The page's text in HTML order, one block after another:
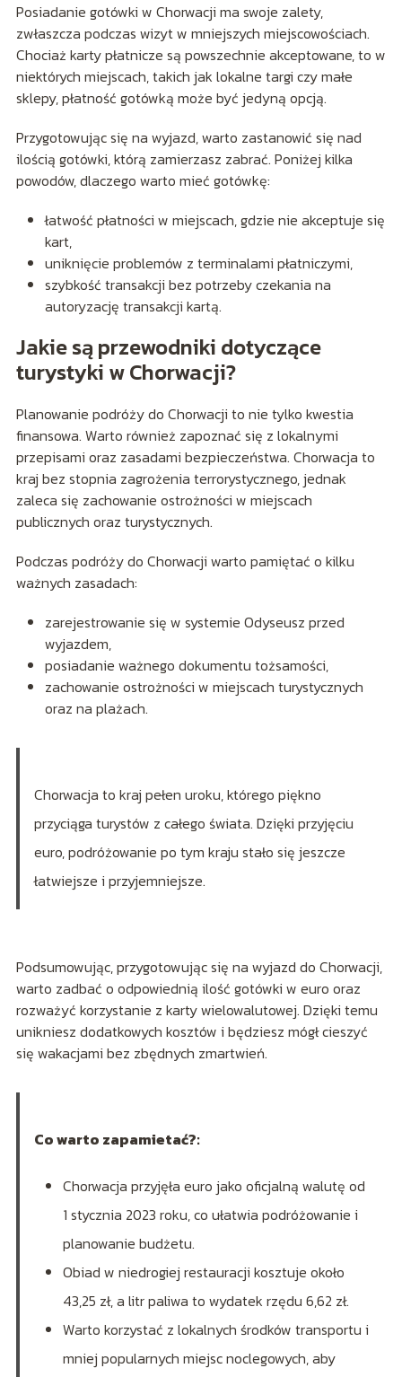
Posiadanie gotówki w Chorwacji ma swoje zalety,
zwłaszcza podczas wizyt w mniejszych miejscowościach.
Chociaż karty płatnicze są powszechnie akceptowane, to w
niektórych miejscach, takich jak lokalne targi czy małe
sklepy, płatność gotówką może być jedyną opcją.
Przygotowując się na wyjazd, warto zastanowić się nad
ilością gotówki, którą zamierzasz zabrać. Poniżej kilka
powodów, dlaczego warto mieć gotówkę:
łatwość płatności w miejscach, gdzie nie akceptuje się
kart,
uniknięcie problemów z terminalami płatniczymi,
szybkość transakcji bez potrzeby czekania na
autoryzację transakcji kartą.
Jakie są przewodniki dotyczące
turystyki w Chorwacji?
Planowanie podróży do Chorwacji to nie tylko kwestia
finansowa. Warto również zapoznać się z lokalnymi
przepisami oraz zasadami bezpieczeństwa. Chorwacja to
kraj bez stopnia zagrożenia terrorystycznego, jednak
zaleca się zachowanie ostrożności w miejscach
publicznych oraz turystycznych.
Podczas podróży do Chorwacji warto pamiętać o kilku
ważnych zasadach:
zarejestrowanie się w systemie Odyseusz przed
wyjazdem,
posiadanie ważnego dokumentu tożsamości,
zachowanie ostrożności w miejscach turystycznych
oraz na plażach.
Chorwacja to kraj pełen uroku, którego piękno
przyciąga turystów z całego świata. Dzięki przyjęciu
euro, podróżowanie po tym kraju stało się jeszcze
łatwiejsze i przyjemniejsze.
Podsumowując, przygotowując się na wyjazd do Chorwacji,
warto zadbać o odpowiednią ilość gotówki w euro oraz
rozważyć korzystanie z karty wielowalutowej. Dzięki temu
unikniesz dodatkowych kosztów i będziesz mógł cieszyć
się wakacjami bez zbędnych zmartwień.
Co warto zapamietać?:
Chorwacja przyjęła euro jako oficjalną walutę od
1 stycznia 2023 roku, co ułatwia podróżowanie i
planowanie budżetu.
Obiad w niedrogiej restauracji kosztuje około
43,25 zł, a litr paliwa to wydatek rzędu 6,62 zł.
Warto korzystać z lokalnych środków transportu i
mniej popularnych miejsc noclegowych, aby